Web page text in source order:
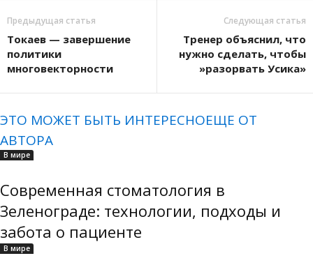
Предыдущая статья
Токаев — завершение
политики
многовекторности
Следующая статья
Тренер объяснил, что
нужно сделать, чтобы
»разорвать Усика»
ЭТО МОЖЕТ БЫТЬ ИНТЕРЕСНОЕЩЕ ОТ
АВТОРА
В мире
Современная стоматология в
Зеленограде: технологии, подходы и
забота о пациенте
В мире